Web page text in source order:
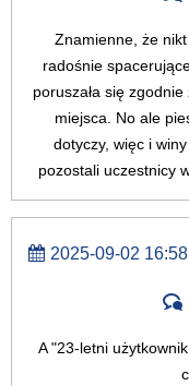
Znamienne, że
radośnie
poruszała się
miejsca. No ale
dotyczy, więc i
pozostali uczestnicy
2025-09-02
A "23-letni